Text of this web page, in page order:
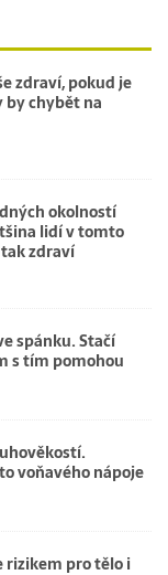
zdraví, pokud je
by chybět na
okolností
lidí v tomto
zdraví
spánku. Stačí
s tím pomohou
voňavého nápoje
rizikem pro tělo i